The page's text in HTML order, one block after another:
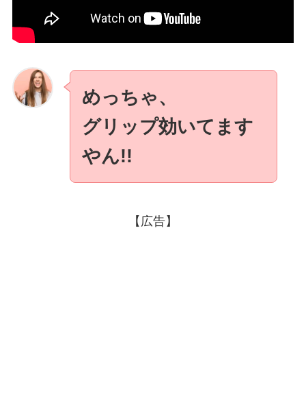
めっちゃ、
グリップ効いてます
やん!!
【広告】